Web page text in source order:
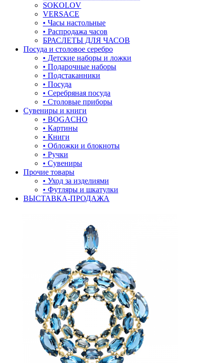
ловец снов
лошадки и единороги
лягушки
медведь
музыка
мышки
обереги
один камень
под гравировку
подкова
растительный мир
самолёт
SOKOLOV
VERSACE
• Часы настольные
• Распродажа часов
БРАСЛЕТЫ ДЛЯ ЧАСОВ
Посуда и столовое серебро
• Детские наборы и ложки
• Подарочные наборы
• Подстаканники
• Посуда
• Серебряная посуда
• Столовые приборы
Сувениры и книги
• BOGACHO
• Картины
• Книги
• Обложки и блокноты
• Ручки
• Сувениры
Прочие товары
• Уход за изделиями
• Футляры и шкатулки
ВЫСТАВКА-ПРОДАЖА